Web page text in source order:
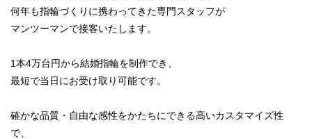
何年も指輪づくりに携わってきた専門スタッフが
マンツーマンで接客いたします。
1本4万台円から結婚指輪を制作でき、
最短で当日にお受け取り可能です。
確かな品質・自由な感性をかたちにできる高いカスタマイズ性
で、